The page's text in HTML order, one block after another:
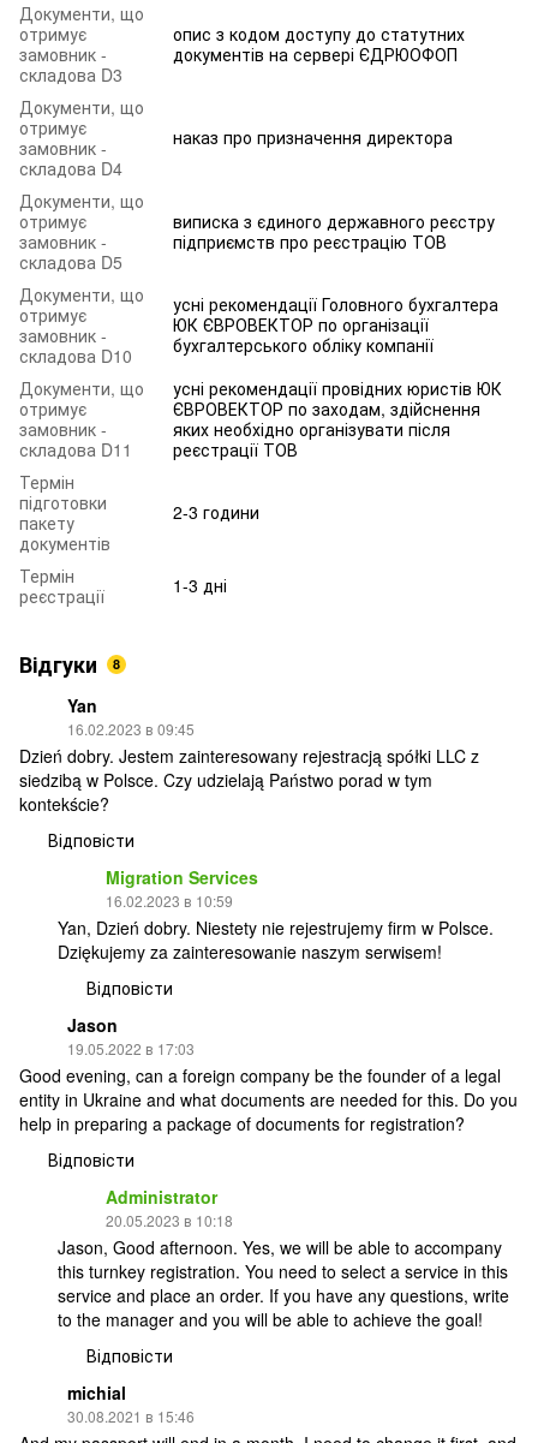
Документи, що
отримує
замовник -
складова D3
опис з кодом доступу до статутних
документів на сервері ЄДРЮОФОП
Документи, що
отримує
замовник -
складова D4
наказ про призначення директора
Документи, що
отримує
замовник -
складова D5
виписка з єдиного державного реєстру
підприємств про реєстрацію ТОВ
Документи, що
отримує
замовник -
складова D10
усні рекомендації Головного бухгалтера
ЮК ЄВРОВЕКТОР по організації
бухгалтерського обліку компанії
Документи, що
отримує
замовник -
складова D11
усні рекомендації провідних юристів ЮК
ЄВРОВЕКТОР по заходам, здійснення
яких необхідно організувати після
реєстрації ТОВ
Термін
підготовки
пакету
документів
2-3 години
Термін
реєстрації
1-3 дні
Відгуки 8
Yan
16.02.2023 в 09:45
Dzień dobry. Jestem zainteresowany rejestracją spółki LLC z
siedzibą w Polsce. Czy udzielają Państwo porad w tym
kontekście?
Відповісти
Migration Services
16.02.2023 в 10:59
Yan, Dzień dobry. Niestety nie rejestrujemy firm w Polsce.
Dziękujemy za zainteresowanie naszym serwisem!
Відповісти
Jason
19.05.2022 в 17:03
Good evening, can a foreign company be the founder of a legal
entity in Ukraine and what documents are needed for this. Do you
help in preparing a package of documents for registration?
Відповісти
Administrator
20.05.2023 в 10:18
Jason, Good afternoon. Yes, we will be able to accompany
this turnkey registration. You need to select a service in this
service and place an order. If you have any questions, write
to the manager and you will be able to achieve the goal!
Відповісти
michial
30.08.2021 в 15:46